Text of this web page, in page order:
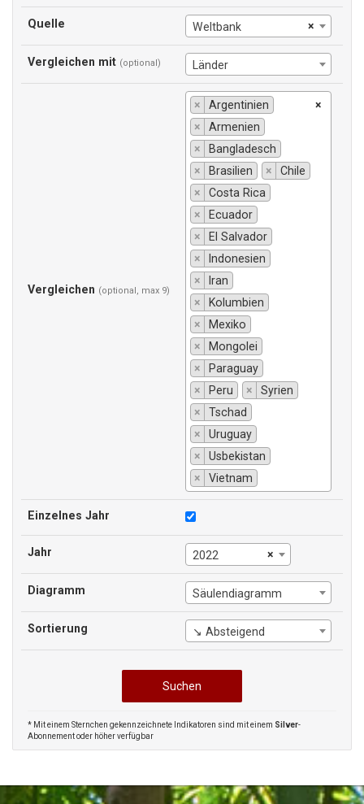
Quelle ×
Weltbank
Vergleichen mit (optional) Länder
Vergleichen (optional, max 9)
×
×
Argentinien
×
Armenien
×
Bangladesch
×
Brasilien ×
Chile
×
Costa Rica
×
Ecuador
×
El Salvador
×
Indonesien
×
Iran
×
Kolumbien
×
Mexiko
×
Mongolei
×
Paraguay
×
Peru ×
Syrien
×
Tschad
×
Uruguay
×
Usbekistan
×
Vietnam
Einzelnes Jahr
Jahr ×
2022
Diagramm Säulendiagramm
Sortierung ↘ Absteigend
* Mit einem Sternchen gekennzeichnete Indikatoren sind mit einem Silver-
Abonnement oder höher verfügbar